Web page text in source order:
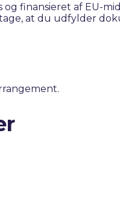
og finansieret af EU-
at du udfylder